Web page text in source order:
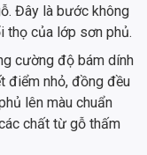
Đây là bước không
thọ của lớp sơn phủ.
cường độ bám dính
điểm nhỏ, đồng đều
lên màu chuẩn
chất từ gỗ thấm